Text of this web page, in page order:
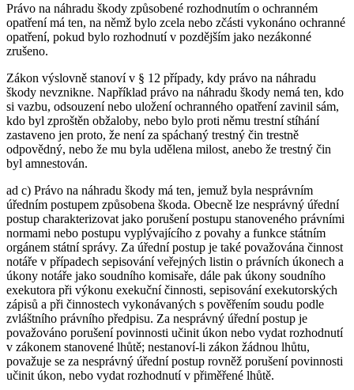
Právo na náhradu škody způsobené rozhodnutím o ochranném
opatření má ten, na němž bylo zcela nebo zčásti vykonáno ochranné
opatření, pokud bylo rozhodnutí v pozdějším jako nezákonné
zrušeno.
Zákon výslovně stanoví v § 12 případy, kdy právo na náhradu
škody nevznikne. Například právo na náhradu škody nemá ten, kdo
si vazbu, odsouzení nebo uložení ochranného opatření zavinil sám,
kdo byl zproštěn obžaloby, nebo bylo proti němu trestní stíhání
zastaveno jen proto, že není za spáchaný trestný čin trestně
odpovědný, nebo že mu byla udělena milost, anebo že trestný čin
byl amnestován.
ad c) Právo na náhradu škody má ten, jemuž byla nesprávním
úředním postupem způsobena škoda. Obecně lze nesprávný úřední
postup charakterizovat jako porušení postupu stanoveného právními
normami nebo postupu vyplývajícího z povahy a funkce státním
orgánem státní správy. Za úřední postup je také považována činnost
notáře v případech sepisování veřejných listin o právních úkonech a
úkony notáře jako soudního komisaře, dále pak úkony soudního
exekutora při výkonu exekuční činnosti, sepisování exekutorských
zápisů a při činnostech vykonávaných s pověřením soudu podle
zvláštního právního předpisu. Za nesprávný úřední postup je
považováno porušení povinnosti učinit úkon nebo vydat rozhodnutí
v zákonem stanovené lhůtě; nestanoví-li zákon žádnou lhůtu,
považuje se za nesprávný úřední postup rovněž porušení povinnosti
učinit úkon, nebo vydat rozhodnutí v přiměřené lhůtě.